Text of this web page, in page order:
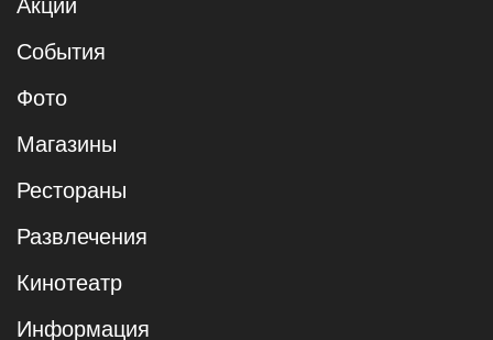
Акции
События
Фото
Магазины
Рестораны
Развлечения
Кинотеатр
Информация